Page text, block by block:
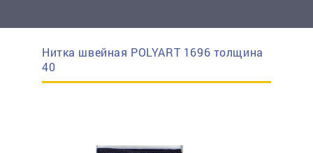
простую регистрацию
Нитка швейная POLYART 1696 толщина
40
Контактный телефон:*
Ваш вопрос: